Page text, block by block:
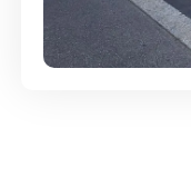
Service